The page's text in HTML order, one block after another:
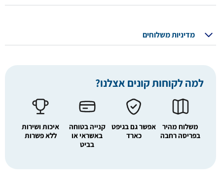
מדיניות משלוחים
למה לקוחות קונים אצלנו?
משלוח מהיר
בפריסה רחבה
אפשר גם בגיפט
כארד
קנייה בטוחה
באשראי או
בביט
איכות ושירות
ללא פשרות